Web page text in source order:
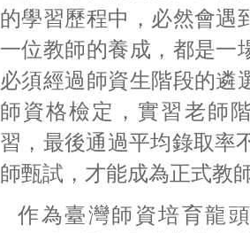
的學習歷程中，必然會遇
一位教師的養成，都是一
必須經過師資生階段的遴
師資格檢定，實習老師
習，最後通過平均錄取率
師甄試，才能成為正式教
作為臺灣師資培育龍